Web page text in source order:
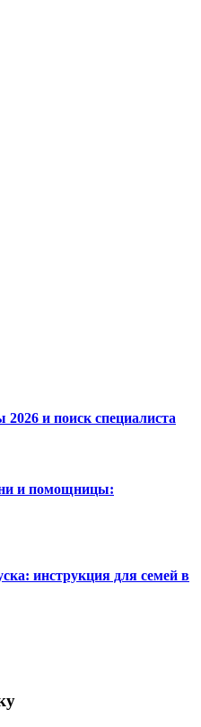
и поиск специалиста
и помощницы:
инструкция для семей в